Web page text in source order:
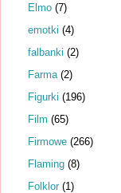
Elmo (7)
emotki (4)
falbanki (2)
Farma (2)
Figurki (196)
Film (65)
Firmowe (266)
Flaming (8)
Folklor (1)